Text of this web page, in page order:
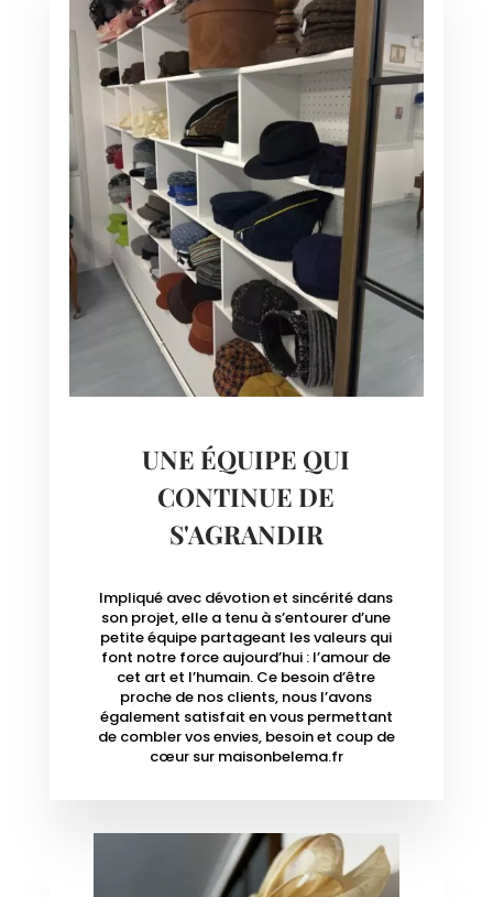
UNE ÉQUIPE QUI
CONTINUE DE
S'AGRANDIR
Impliqué avec dévotion et sincérité dans
son projet, elle a tenu à s’entourer d’une
petite équipe partageant les valeurs qui
font notre force aujourd’hui : l’amour de
cet art et l’humain. Ce besoin d’être
proche de nos clients, nous l’avons
également satisfait en vous permettant
de combler vos envies, besoin et coup de
cœur sur maisonbelema.fr